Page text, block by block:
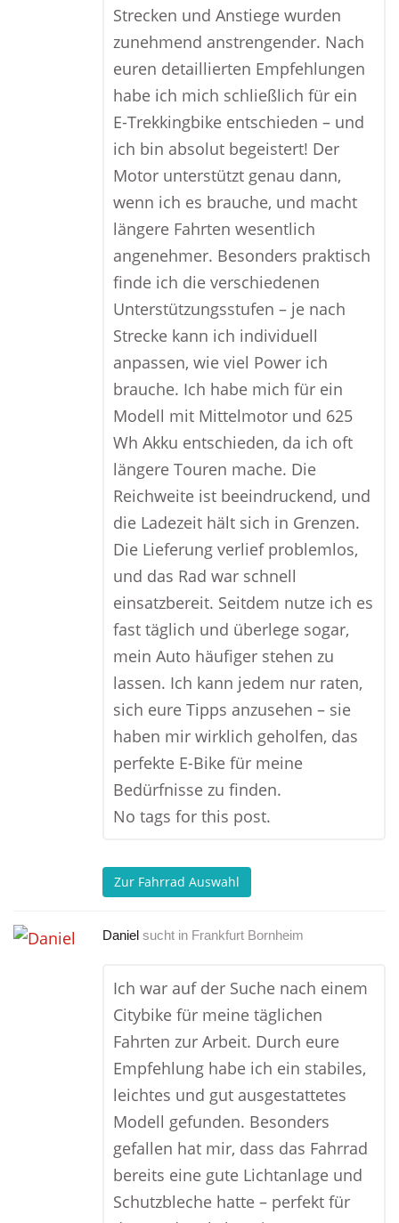
Strecken und Anstiege wurden
zunehmend anstrengender. Nach
euren detaillierten Empfehlungen
habe ich mich schließlich für ein
E-Trekkingbike entschieden – und
ich bin absolut begeistert! Der
Motor unterstützt genau dann,
wenn ich es brauche, und macht
längere Fahrten wesentlich
angenehmer. Besonders praktisch
finde ich die verschiedenen
Unterstützungsstufen – je nach
Strecke kann ich individuell
anpassen, wie viel Power ich
brauche. Ich habe mich für ein
Modell mit Mittelmotor und 625
Wh Akku entschieden, da ich oft
längere Touren mache. Die
Reichweite ist beeindruckend, und
die Ladezeit hält sich in Grenzen.
Die Lieferung verlief problemlos,
und das Rad war schnell
einsatzbereit. Seitdem nutze ich es
fast täglich und überlege sogar,
mein Auto häufiger stehen zu
lassen. Ich kann jedem nur raten,
sich eure Tipps anzusehen – sie
haben mir wirklich geholfen, das
perfekte E-Bike für meine
Bedürfnisse zu finden.
No tags for this post.
Zur Fahrrad Auswahl
Daniel sucht in Frankfurt Bornheim
Ich war auf der Suche nach einem
Citybike für meine täglichen
Fahrten zur Arbeit. Durch eure
Empfehlung habe ich ein stabiles,
leichtes und gut ausgestattetes
Modell gefunden. Besonders
gefallen hat mir, dass das Fahrrad
bereits eine gute Lichtanlage und
Schutzbleche hatte – perfekt für